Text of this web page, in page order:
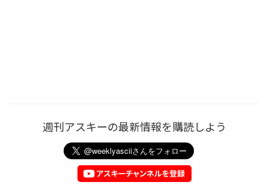
週刊アスキーの最新情報を購読しよう